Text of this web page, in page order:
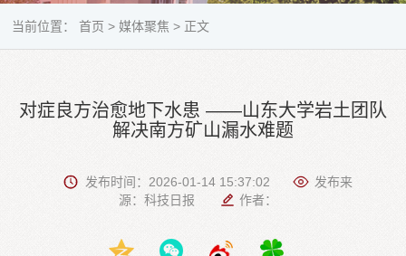
当前位置：首页 > 媒体聚焦 > 正文
对症良方治愈地下水患 ——山东大学岩土团队
解决南方矿山漏水难题
发布时间：2026-01-14 15:37:02
发布来
源：科技日报
作者：